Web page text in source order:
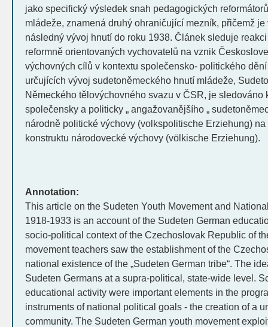
jako specifický výsledek snah pedagogických
mládeže, znamená druhý ohraničující mezník, přičemž
následný vývoj hnutí do roku 1938. Článek sleduje
reformně orientovaných vychovatelů na vznik
výchovných cílů v kontextu společensko- politického
určujících vývoj sudetoněmeckého hnutí mládeže,
Německého tělovýchovného svazu v ČSR, je sledováno
společensky a politicky „ angažovanějšího „
národně politické výchovy (volkspolitische Erziehung) na
konstruktu národovecké výchovy (völkische Erziehung).
Annotation:
This article on the Sudeten Youth Movement and
1918-1933 is an account of the Sudeten German
socio-political context of the Czechoslovak Republic of
movement teachers saw the establishment of the
national existence of the „Sudeten German tribe“. The
Sudeten Germans at a supra-political, state-wide level.
educational activity were important elements in the
instruments of national political goals - the creation of a
community. The Sudeten German youth movement